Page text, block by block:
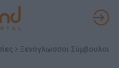
Ξενόγλωσσοι Σύμβουλοι